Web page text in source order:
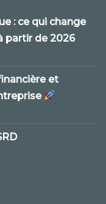
: ce qui change
partir de 2026
et